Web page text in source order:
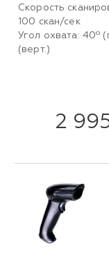
Скорость
100 скан/сек
Угол охвата: 40º
(верт.)
2